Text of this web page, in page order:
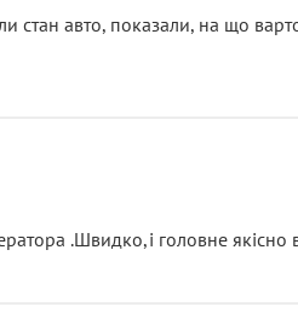
авто, показали, на що варто
.Швидко,і головне